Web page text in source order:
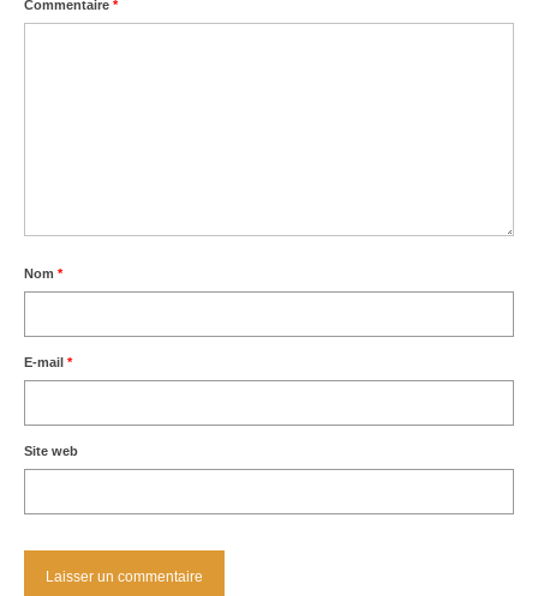
Commentaire *
Nom *
E-mail *
Site web